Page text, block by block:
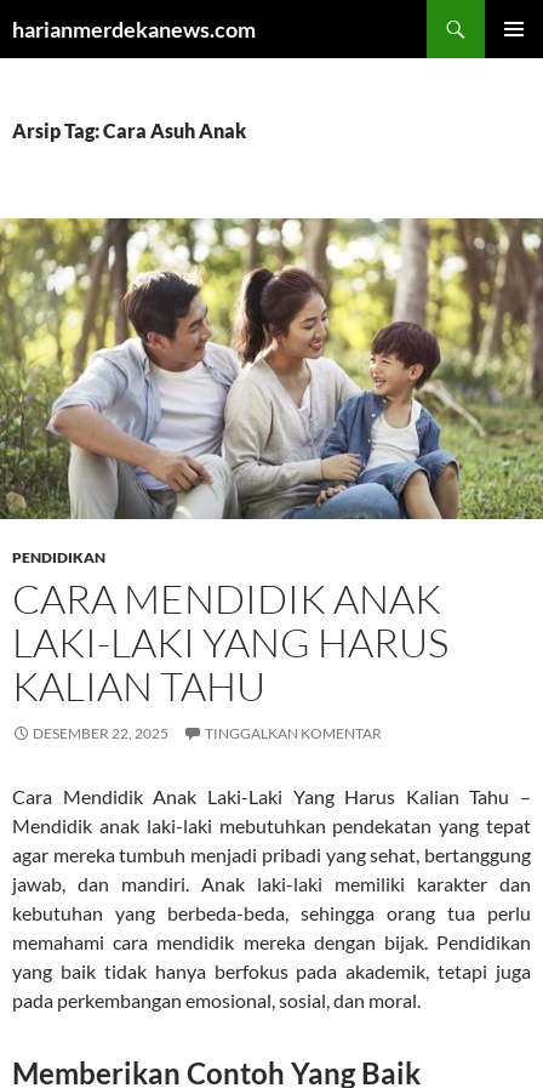
harianmerdekanews.com
Arsip Tag: Cara Asuh Anak
PENDIDIKAN
CARA MENDIDIK ANAK
LAKI-LAKI YANG HARUS
KALIAN TAHU
DESEMBER 22, 2025 TINGGALKAN KOMENTAR
Cara Mendidik Anak Laki-Laki Yang Harus Kalian Tahu –
Mendidik anak laki-laki mebutuhkan pendekatan yang tepat
agar mereka tumbuh menjadi pribadi yang sehat, bertanggung
jawab, dan mandiri. Anak laki-laki memiliki karakter dan
kebutuhan yang berbeda-beda, sehingga orang tua perlu
memahami cara mendidik mereka dengan bijak. Pendidikan
yang baik tidak hanya berfokus pada akademik, tetapi juga
pada perkembangan emosional, sosial, dan moral.
Memberikan Contoh Yang Baik